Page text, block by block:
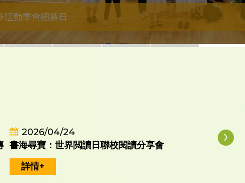
活動學會招募日
2026/04/24
書海尋寶：世界閲讀日聯校閱讀分享會
詳情+
「照
›